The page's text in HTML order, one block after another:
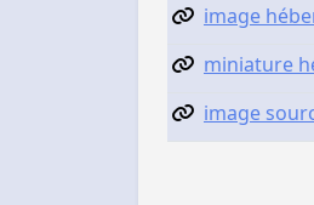
image
miniature
image